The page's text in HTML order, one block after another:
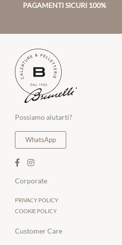
PAGAMENTI SICURI 100%
Possiamo aiutarti?
WhatsApp
Corporate
PRIVACY POLICY
COOKIE POLICY
Customer Care